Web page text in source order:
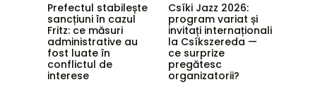
Prefectul stabilește
sancțiuni în cazul
Fritz: ce măsuri
administrative au
fost luate în
conflictul de
interese
Csíki Jazz 2026:
program variat și
invitați internaționali
la Csíkszereda —
ce surprize
pregătesc
organizatorii?